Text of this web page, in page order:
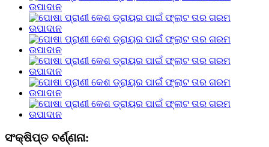
ସଂକ୍ଷିପ୍ତ ବର୍ଣ୍ଣନା: